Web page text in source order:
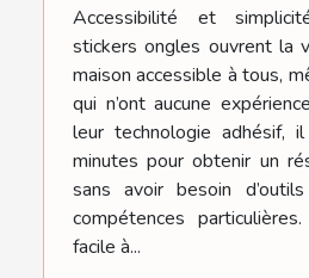
Accessibilité et
stickers ongles ouvrent la
maison accessible à tous,
qui n’ont aucune
leur technologie adhésif,
minutes pour obtenir un
sans avoir besoin
compétences
facile à...